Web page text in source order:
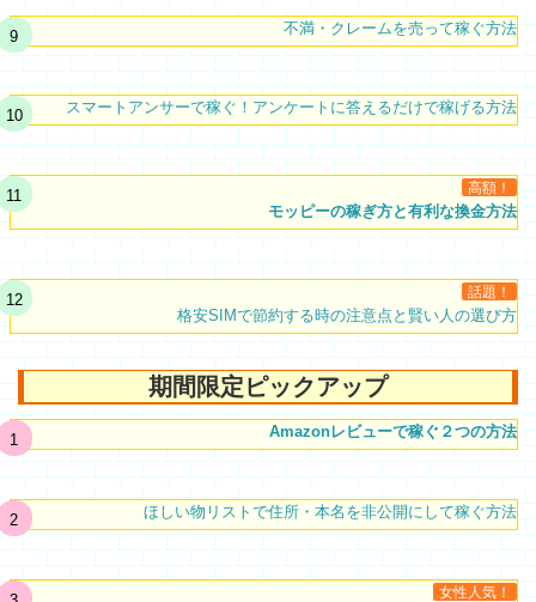
不満・クレームを売って稼ぐ方法
スマートアンサーで稼ぐ！アンケートに答えるだけで稼げる方法
高額！
モッピーの稼ぎ方と有利な換金方法
話題！
格安SIMで節約する時の注意点と賢い人の選び方
期間限定ピックアップ
Amazonレビューで稼ぐ２つの方法
ほしい物リストで住所・本名を非公開にして稼ぐ方法
女性人気！